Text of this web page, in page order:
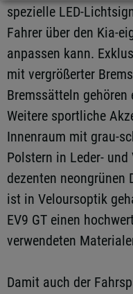
spezielle LED-
Fahrer über den Kia-
anpassen kann.
mit vergrößerter
Bremssätteln
Weitere sportliche
Innenraum mit grau-
Polstern in Leder-
dezenten neongrünen
ist in Veloursoptik
EV9 GT einen
verwendeten
Damit auch der